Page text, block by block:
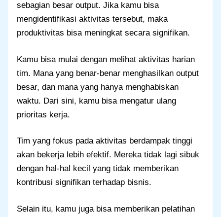
sebagian besar output. Jika kamu bisa
mengidentifikasi aktivitas tersebut, maka
produktivitas bisa meningkat secara signifikan.
Kamu bisa mulai dengan melihat aktivitas harian
tim. Mana yang benar-benar menghasilkan output
besar, dan mana yang hanya menghabiskan
waktu. Dari sini, kamu bisa mengatur ulang
prioritas kerja.
Tim yang fokus pada aktivitas berdampak tinggi
akan bekerja lebih efektif. Mereka tidak lagi sibuk
dengan hal-hal kecil yang tidak memberikan
kontribusi signifikan terhadap bisnis.
Selain itu, kamu juga bisa memberikan pelatihan